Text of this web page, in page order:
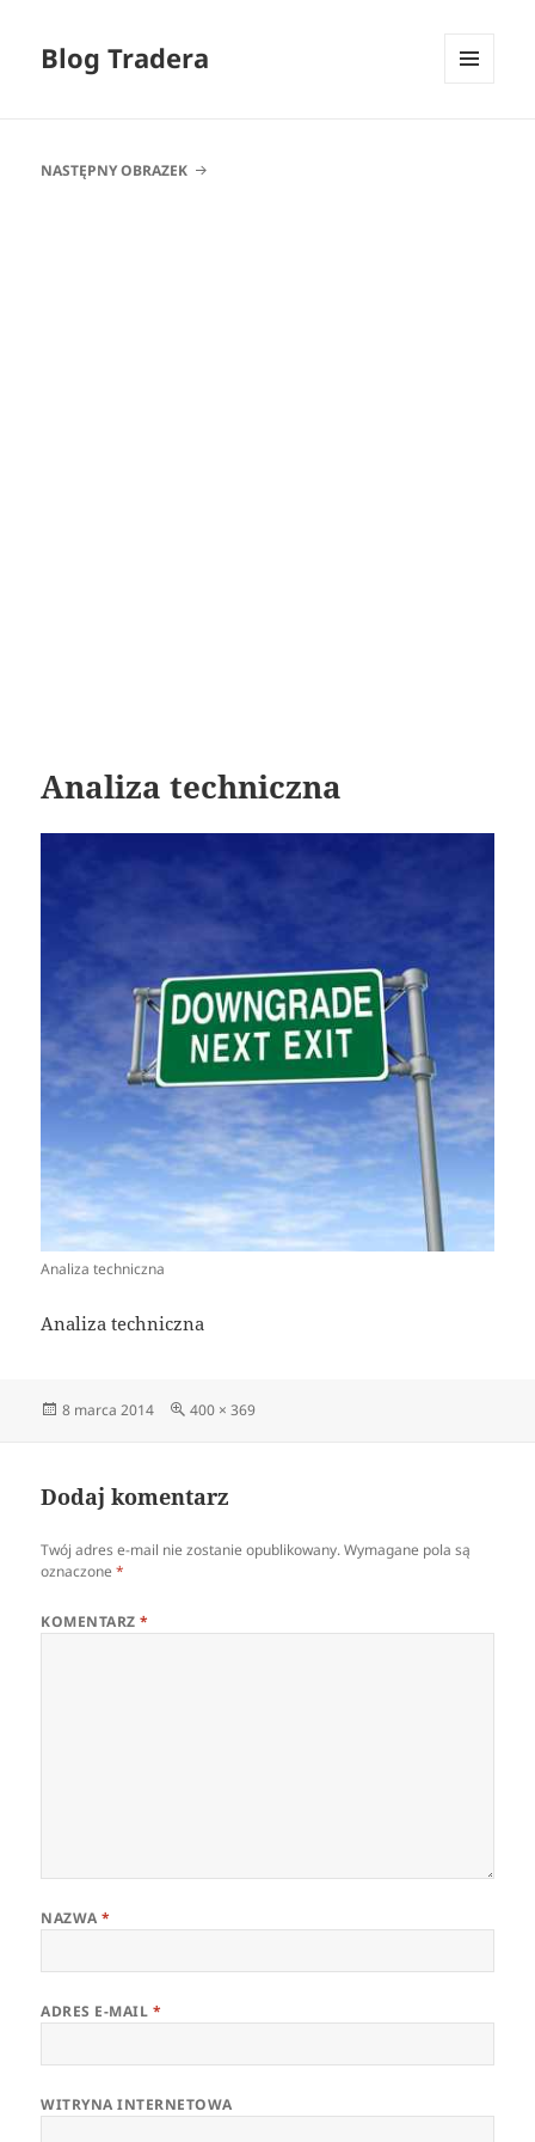
Blog Tradera
NASTĘPNY OBRAZEK
Analiza techniczna
Analiza techniczna
Analiza techniczna
Data
8 marca 2014
Pełny
400 × 369
Dodaj komentarz
Twój adres e-mail nie zostanie opublikowany. Wymagane pola są
oznaczone*
KOMENTARZ*
NAZWA*
ADRES E-MAIL *
WITRYNA INTERNETOWA